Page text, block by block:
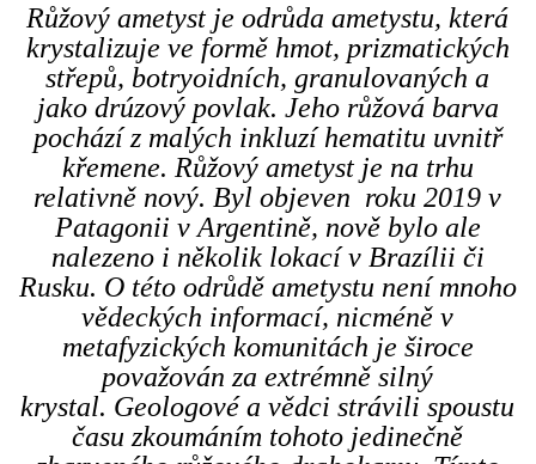
Růžový ametyst je odrůda ametystu, která
krystalizuje ve formě hmot, prizmatických
střepů, botryoidních, granulovaných a
jako drúzový povlak. Jeho růžová barva
pochází z malých inkluzí hematitu uvnitř
křemene. Růžový ametyst je na trhu
relativně nový. Byl objeven roku 2019 v
Patagonii v Argentině, nově bylo ale
nalezeno i několik lokací v Brazílii či
Rusku. O této odrůdě ametystu není mnoho
vědeckých informací, nicméně v
metafyzických komunitách je široce
považován za extrémně silný
krystal. Geologové a vědci strávili spoustu
času zkoumáním tohoto jedinečně